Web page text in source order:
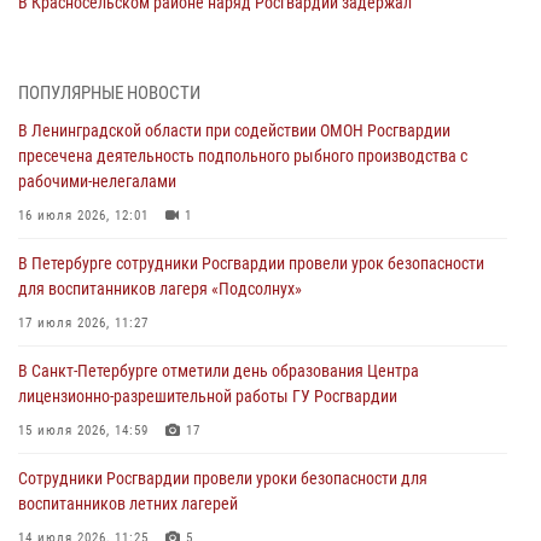
06 августа 2026, 13:39 1
В Центральном районе росгвардейцы оперативно задержали
хулигана, стрелявшего из пускового устройства рядом с жилыми
домами
06 августа 2026, 11:36
Сотрудники и военнослужащие Росгвардии обеспечили
правопорядок при проведении матча "Зенит" - "Балтика"
06 августа 2026, 07:30
В Выборгском районе наряд Росгвардии обнаружил
разыскиваемый преступный автотранспорт
05 августа 2026, 12:25 2
Петербургские росгвардейцы обнаружили объявленный в розыск
автомобиль, ранее использовавшийся при совершении кражи в
Ленобласти
ПОПУЛЯРНЫЕ НОВОСТИ
В Ленинградской области при содействии ОМОН Росгвардии
пресечена деятельность подпольного рыбного производства с
рабочими-нелегалами
16 июля 2026, 12:01 1
В Петербурге сотрудники Росгвардии провели урок безопасности
для воспитанников лагеря «Подсолнух»
17 июля 2026, 11:27
В Санкт-Петербурге отметили день образования Центра
лицензионно-разрешительной работы ГУ Росгвардии
15 июля 2026, 14:59 17
Сотрудники Росгвардии провели уроки безопасности для
воспитанников летних лагерей
14 июля 2026, 11:25 5